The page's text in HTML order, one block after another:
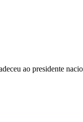
ao presidente